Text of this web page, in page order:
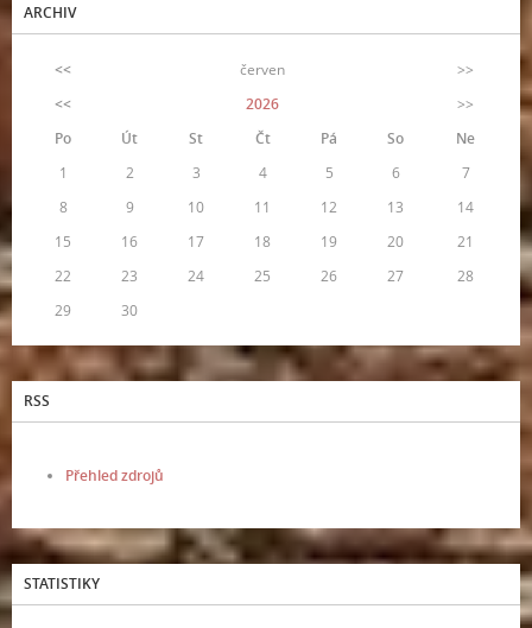
ARCHIV
<< červen
>>
<<
2026
>>
Po
Út St Čt Pá So
Ne
1
2 3 4 5 6
7
8
9 10 11 12 13
14
15
16 17 18 19 20
21
22
23 24 25 26 27
28
29
30
RSS
Přehled zdrojů
STATISTIKY